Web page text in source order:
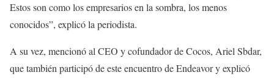
Estos son como los empresarios en la sombra, los menos
conocidos”, explicó la periodista.
A su vez, mencionó al CEO y cofundador de Cocos, Ariel Sbdar,
que también participó de este encuentro de Endeavor y explicó